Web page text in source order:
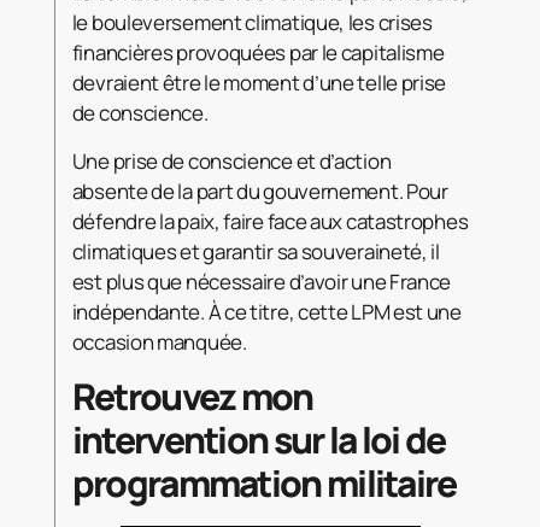
le bouleversement climatique, les crises
financières provoquées par le capitalisme
devraient être le moment d’une telle prise
de conscience.
Une prise de conscience et d’action
absente de la part du gouvernement. Pour
défendre la paix, faire face aux catastrophes
climatiques et garantir sa souveraineté, il
est plus que nécessaire d’avoir une France
indépendante. À ce titre, cette LPM est une
occasion manquée.
Retrouvez mon
intervention sur la loi de
programmation militaire